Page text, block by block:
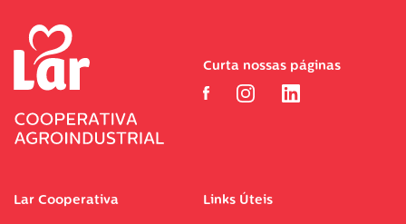
Lar Cooperativa Links Úteis
Curta nossas páginas